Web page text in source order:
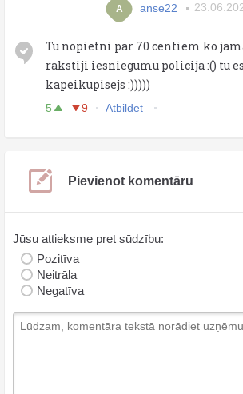
A anse22
Tu nopietni par 70 centiem ko
rakstiji iesniegumu policija :() tu
kapeikupisejs :)))))
5 9 Atbildēt
Pievienot komentāru
Jūsu attieksme pret sūdzību:
Pozitīva
Neitrāla
Negatīva